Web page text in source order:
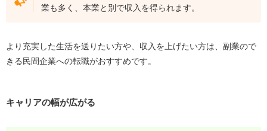
業も多く、本業と別で収入を得られます。
より充実した生活を送りたい方や、収入を上げたい方は、副業ので
きる民間企業への転職がおすすめです。
キャリアの幅が広がる